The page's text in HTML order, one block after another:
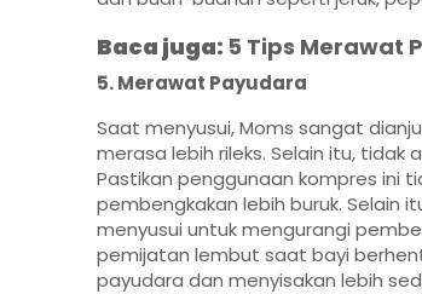
Baca juga: 5 Tips Merawat
5. Merawat Payudara
Saat menyusui, Moms sangat
merasa lebih rileks. Selain itu,
Pastikan penggunaan kompres ini
pembengkakan lebih buruk. Selain
menyusui untuk mengurangi
pemijatan lembut saat bayi
payudara dan menyisakan lebih